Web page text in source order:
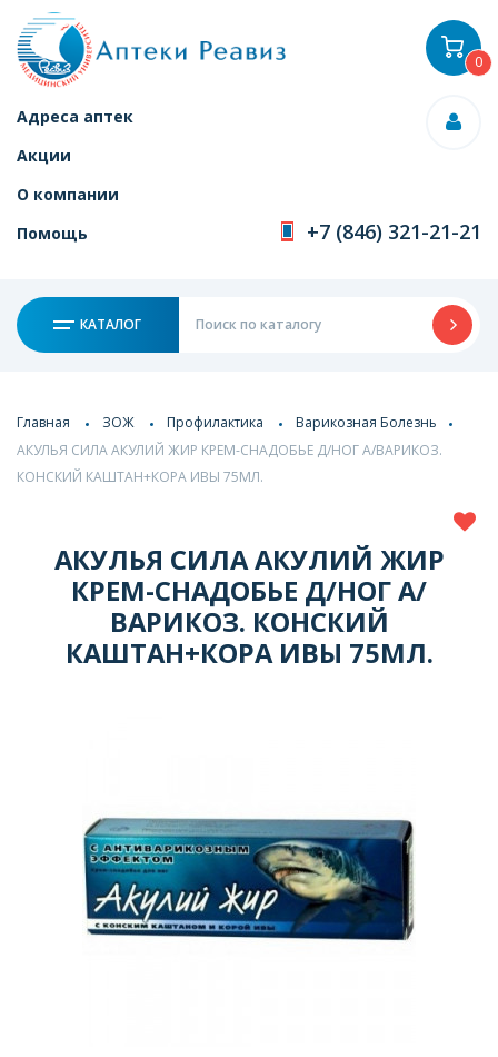
Адреса аптек
Акции
О компании
Помощь
+7 (846) 321-21-21
КАТАЛОГ
0
Главная ЗОЖ Профилактика
Варикозная Болезнь
АКУЛЬЯ СИЛА АКУЛИЙ ЖИР КРЕМ-СНАДОБЬЕ Д/НОГ А/ВАРИКОЗ.
КОНСКИЙ КАШТАН+КОРА ИВЫ 75МЛ.
АКУЛЬЯ СИЛА АКУЛИЙ ЖИР
КРЕМ-СНАДОБЬЕ Д/НОГ А/
ВАРИКОЗ. КОНСКИЙ
КАШТАН+КОРА ИВЫ 75МЛ.